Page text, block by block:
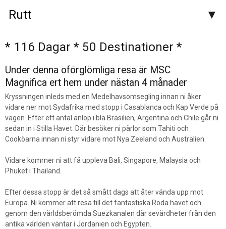
Rutt
* 116 Dagar * 50 Destinationer *
Under denna oförglömliga resa är MSC
Magnifica ert hem under nästan 4 månader
Kryssningen inleds med en Medelhavsomsegling innan ni åker
vidare ner mot Sydafrika med stopp i Casablanca och Kap Verde på
vägen. Efter ett antal anlöp i bla Brasilien, Argentina och Chile går ni
sedan in i Stilla Havet. Där besöker ni pärlor som Tahiti och
Cooköarna innan ni styr vidare mot Nya Zeeland och Australien.
Vidare kommer ni att få uppleva Bali, Singapore, Malaysia och
Phuket i Thailand.
Efter dessa stopp är det så smått dags att åter vända upp mot
Europa. Ni kommer att resa till det fantastiska Röda havet och
genom den världsberömda Suezkanalen där sevärdheter från den
antika världen väntar i Jordanien och Egypten.